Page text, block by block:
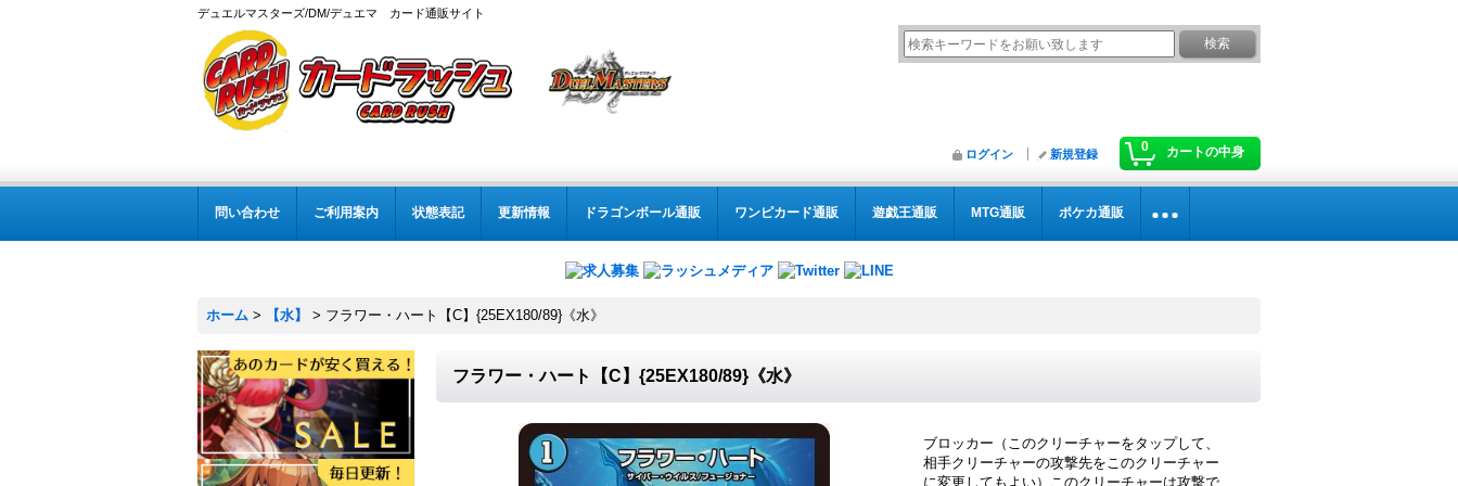
デュエルマスターズ/DM/デュエマ カード通販サイト
0 カートの中身
ログイン 新規登録
問い合わせ ご利用案内 状態表記 更新情報 ドラゴンボール通販 ワンピカード通販 遊戯王通販 MTG通販 ポケカ通販
ホーム > 【水】 > フラワー・ハート【C】{25EX180/89}《水》
フラワー・ハート【C】{25EX180/89}《水》
ブロッカー（このクリーチャーをタップして、
相手クリーチャーの攻撃先をこのクリーチャー
に変更してもよい）このクリーチャーは攻撃で